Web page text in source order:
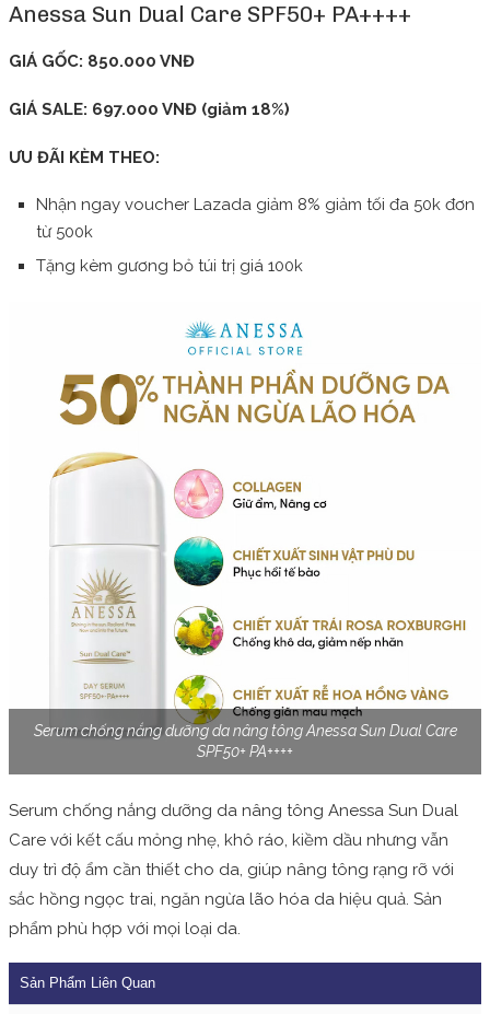
Anessa Sun Dual Care SPF50+ PA++++
GIÁ GỐC: 850.000 VNĐ
GIÁ SALE: 697.000 VNĐ (giảm 18%)
ƯU ĐÃI KÈM THEO:
Nhận ngay voucher Lazada giảm 8% giảm tối đa 50k đơn
từ 500k
Tặng kèm gương bỏ túi trị giá 100k
Serum chống nắng dưỡng da nâng tông Anessa Sun Dual Care
SPF50+ PA++++
Serum chống nắng dưỡng da nâng tông Anessa Sun Dual
Care với kết cấu mỏng nhẹ, khô ráo, kiềm dầu nhưng vẫn
duy trì độ ẩm cần thiết cho da, giúp nâng tông rạng rỡ với
sắc hồng ngọc trai, ngăn ngừa lão hóa da hiệu quả. Sản
phẩm phù hợp với mọi loại da.
Sản Phẩm Liên Quan